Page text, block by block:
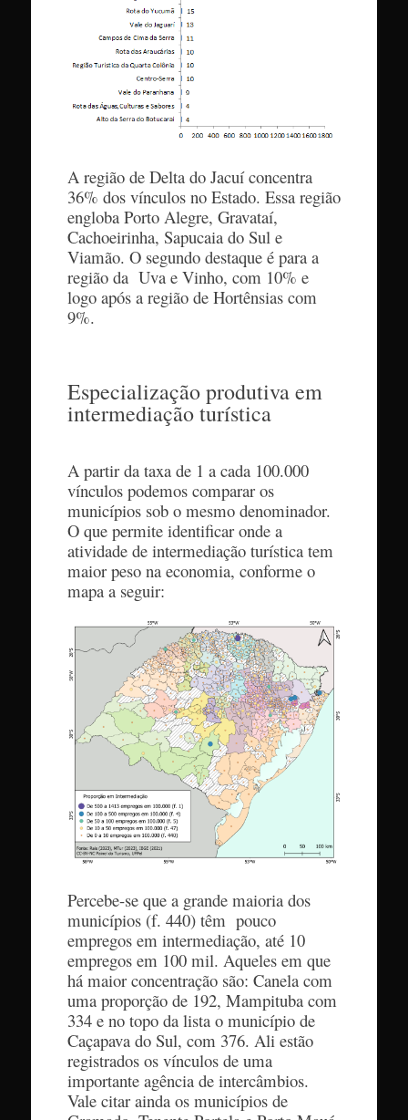
A região de Delta do Jacuí concentra
36% dos vínculos no Estado. Essa região
engloba Porto Alegre, Gravataí,
Cachoeirinha, Sapucaia do Sul e
Viamão. O segundo destaque é para a
região da Uva e Vinho, com 10% e
logo após a região de Hortênsias com
9%.
Especialização produtiva em
intermediação turística
A partir da taxa de 1 a cada 100.000
vínculos podemos comparar os
municípios sob o mesmo denominador.
O que permite identificar onde a
atividade de intermediação turística tem
maior peso na economia, conforme o
mapa a seguir:
Percebe-se que a grande maioria dos
municípios (f. 440) têm pouco
empregos em intermediação, até 10
empregos em 100 mil. Aqueles em que
há maior concentração são: Canela com
uma proporção de 192, Mampituba com
334 e no topo da lista o município de
Caçapava do Sul, com 376. Ali estão
registrados os vínculos de uma
importante agência de intercâmbios.
Vale citar ainda os municípios de